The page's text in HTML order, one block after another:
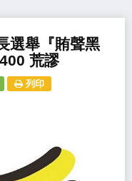
選舉『賄聲黑
荒謬
列印